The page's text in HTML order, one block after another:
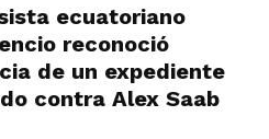
ecuatoriano
reconoció
de un expediente
contra Alex Saab